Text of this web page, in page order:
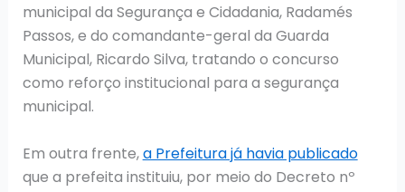
municipal da Segurança e Cidadania, Radamés
Passos, e do comandante-geral da Guarda
Municipal, Ricardo Silva, tratando o concurso
como reforço institucional para a segurança
municipal.
Em outra frente,a Prefeitura já havia publicado
que a prefeita instituiu, por meio do Decreto nº